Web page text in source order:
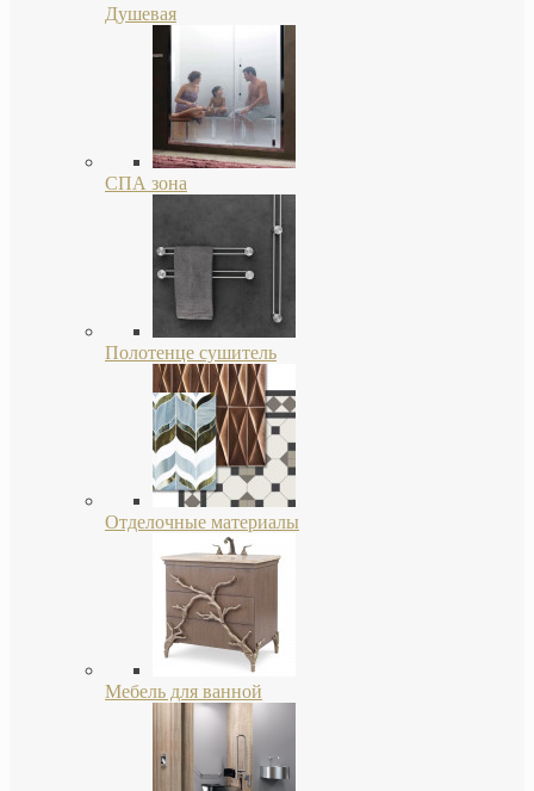
Душевая
СПА зона
Полотенце сушитель
Отделочные материалы
Мебель для ванной